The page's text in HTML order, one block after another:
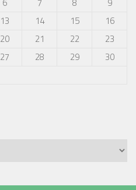
13 14 15
16
20 21 22
23
27 28 29
30